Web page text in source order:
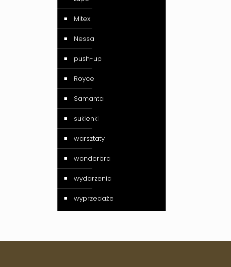
Mitex
Nessa
push-up
Royce
Samanta
sukienki
warsztaty
wonderbra
wydarzenia
wyprzedaże